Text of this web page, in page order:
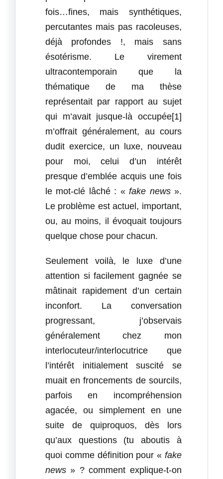
fois…fines, mais synthétiques,
percutantes mais pas racoleuses,
déjà profondes !, mais sans
ésotérisme. Le virement
ultracontemporain que la
thématique de ma thèse
représentait par rapport au sujet
qui m’avait jusque-là occupée[1]
m’offrait généralement, au cours
dudit exercice, un luxe, nouveau
pour moi, celui d’un intérêt
presque d’emblée acquis une fois
le mot-clé lâché : «fake news».
Le problème est actuel, important,
ou, au moins, il évoquait toujours
quelque chose pour chacun.
Seulement voilà, le luxe d’une
attention si facilement gagnée se
mâtinait rapidement d’un certain
inconfort. La conversation
progressant, j’observais
généralement chez mon
interlocuteur/interlocutrice que
l’intérêt initialement suscité se
muait en froncements de sourcils,
parfois en incompréhension
agacée, ou simplement en une
suite de quiproquos, dès lors
qu’aux questions (tu aboutis à
quoi comme définition pour « fake
news» ? comment explique-t-on